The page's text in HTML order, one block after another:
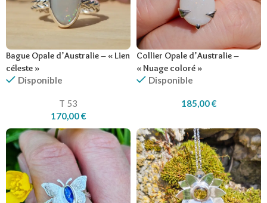
Bague Opale d’Australie – « Lien
céleste »
Disponible
T 53
170,00€
Collier Opale d’Australie –
« Nuage coloré »
Disponible
185,00€